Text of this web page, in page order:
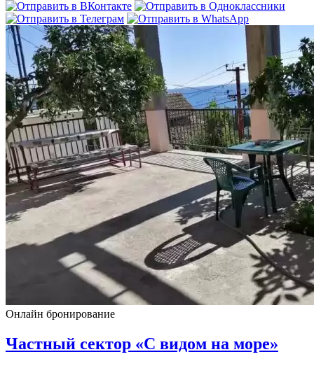
Онлайн бронирование
Частный сектор «С видом на море»